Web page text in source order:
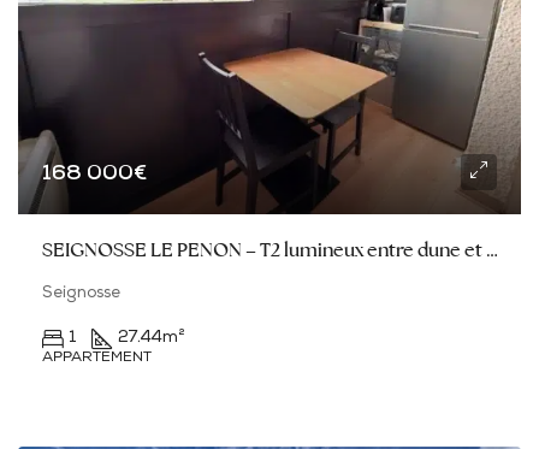
168 000€
SEIGNOSSE LE PENON – T2 lumineux entre dune et océan
Seignosse
1 27.44m²
APPARTEMENT